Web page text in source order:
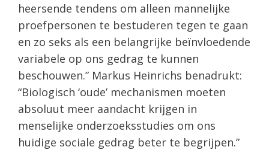
heersende tendens om alleen mannelijke
proefpersonen te bestuderen tegen te gaan
en zo seks als een belangrijke beïnvloedende
variabele op ons gedrag te kunnen
beschouwen.” Markus Heinrichs benadrukt:
“Biologisch ‘oude’ mechanismen moeten
absoluut meer aandacht krijgen in
menselijke onderzoeksstudies om ons
huidige sociale gedrag beter te begrijpen.”